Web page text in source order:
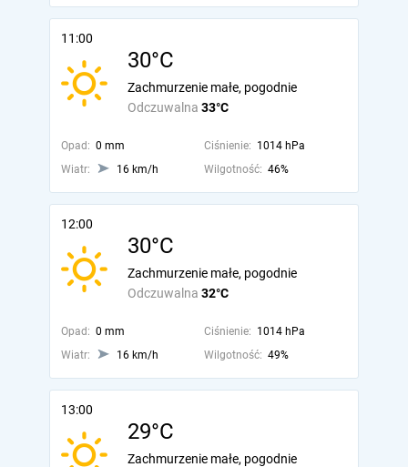
11:00
30°C
Odczuwalna 33°C
Zachmurzenie małe, pogodnie
Opad: 0 mm Ciśnienie: 1014 hPa
Wiatr:
16 km/h Wilgotność: 46%
12:00
30°C
Odczuwalna 32°C
Zachmurzenie małe, pogodnie
Opad: 0 mm Ciśnienie: 1014 hPa
Wiatr:
16 km/h Wilgotność: 49%
13:00
29°C
Zachmurzenie małe, pogodnie